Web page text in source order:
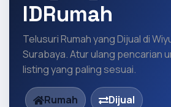
IDRumah
Telusuri Rumah yang Dijual di
Surabaya. Atur ulang pencarian
listing yang paling sesuai.
Rumah
Dijual